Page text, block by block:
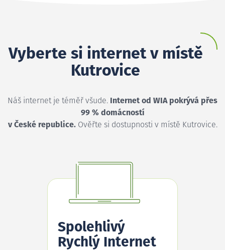
Vyberte si internet v místě
Kutrovice
Náš internet je téměř všude. Internet od WIA pokrývá přes
99 % domácností
v České republice.Ověřte si dostupnosti v místě Kutrovice.
Spolehlivý
Rychlý Internet